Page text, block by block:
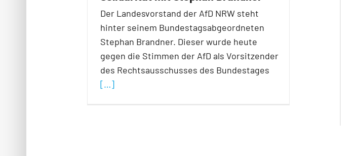
Der Landesvorstand der AfD NRW steht
hinter seinem Bundestagsabgeordneten
Stephan Brandner. Dieser wurde heute
gegen die Stimmen der AfD als Vorsitzender
des Rechtsausschusses des Bundestages
[…]